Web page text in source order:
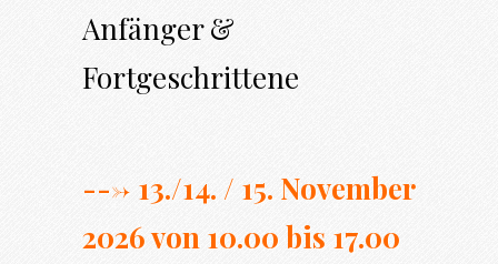
Anfänger &
Fortgeschrittene
---> 13./14. / 15. November
2026 von 10.00 bis 17.00